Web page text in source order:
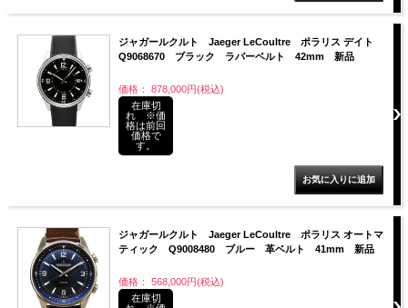
ジャガールクルト Jaeger LeCoultre ポラリス デイト
Q9068670 ブラック ラバーベルト 42mm 新品
価格： 878,000円(税込)
在庫切
れ ※価
格は前回
価格で
す。
ジャガールクルト Jaeger LeCoultre ポラリス オートマ
ティック Q9008480 ブルー 革ベルト 41mm 新品
価格： 568,000円(税込)
在庫切